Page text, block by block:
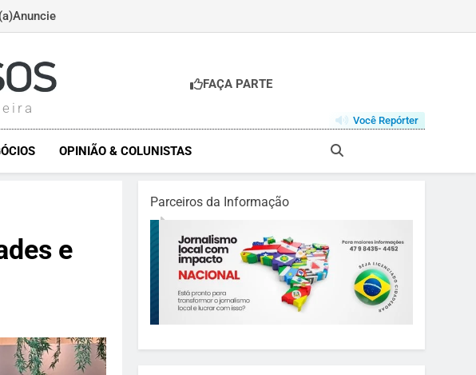
Anuncie
FAÇA PARTE
Você Repórter
OPINIÃO & COLUNISTAS
e
Parceiros da Informação